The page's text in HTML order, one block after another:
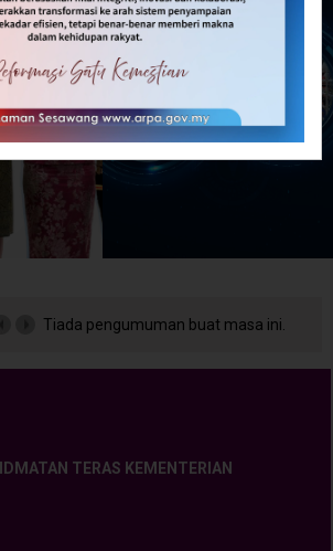
Tiada pengumuman buat masa ini.
TERAS KEMENTERIAN